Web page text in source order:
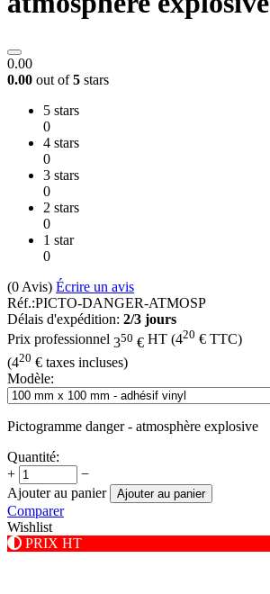
0.00
0.00 out of5 stars
5 stars
0
4 stars
0
3 stars
0
2 stars
0
1 star
0
(0 Avis) Écrire un avis
Réf.:PICTO-DANGER-ATMOSP
Délais d'expédition: 2/3 jours
Prix professionnel 350 € HT (420 € TTC)
(420 € taxes incluses)
Modèle:
Pictogramme danger - atmosphère explosive
Quantité:
+
−
Ajouter au panier
Ajouter au panier
Comparer
Wishlist
PRIX HT